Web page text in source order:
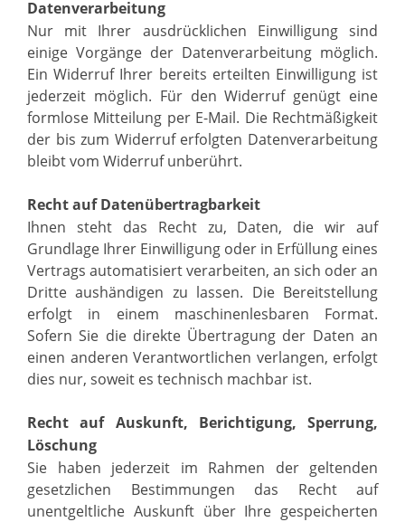
Datenverarbeitung
Nur mit Ihrer ausdrücklichen Einwilligung sind
einige Vorgänge der Datenverarbeitung möglich.
Ein Widerruf Ihrer bereits erteilten Einwilligung ist
jederzeit möglich. Für den Widerruf genügt eine
formlose Mitteilung per E-Mail. Die Rechtmäßigkeit
der bis zum Widerruf erfolgten Datenverarbeitung
bleibt vom Widerruf unberührt.
Recht auf Datenübertragbarkeit
Ihnen steht das Recht zu, Daten, die wir auf
Grundlage Ihrer Einwilligung oder in Erfüllung eines
Vertrags automatisiert verarbeiten, an sich oder an
Dritte aushändigen zu lassen. Die Bereitstellung
erfolgt in einem maschinenlesbaren Format.
Sofern Sie die direkte Übertragung der Daten an
einen anderen Verantwortlichen verlangen, erfolgt
dies nur, soweit es technisch machbar ist.
Recht auf Auskunft, Berichtigung, Sperrung,
Löschung
Sie haben jederzeit im Rahmen der geltenden
gesetzlichen Bestimmungen das Recht auf
unentgeltliche Auskunft über Ihre gespeicherten